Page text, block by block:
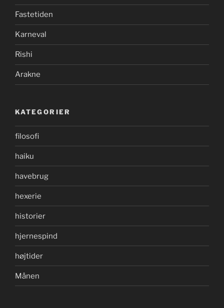
Fastetiden
Karneval
Rishi
Arakne
KATEGORIER
filosofi
haiku
havebrug
hexerie
historier
hjernespind
højtider
Månen